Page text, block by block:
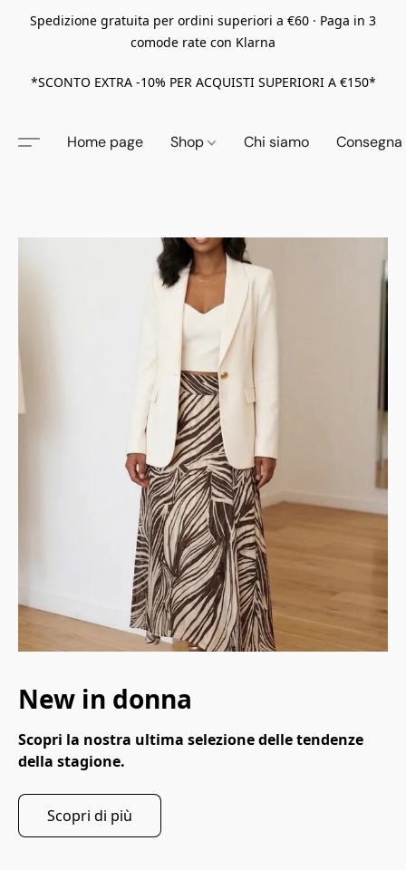
Spedizione gratuita per ordini superiori a €60 · Paga in 3
comode rate con Klarna
*SCONTO EXTRA -10% PER ACQUISTI SUPERIORI A €150*
Home page Shop Chi siamo Consegna
New in donna
Scopri la nostra ultima selezione delle tendenze
della stagione.
Scopri di più